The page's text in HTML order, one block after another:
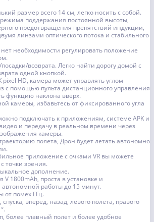
размер всего 14 см, легко носить с собой.
поддержания постоянной высоты,
предотвращения препятствий индукции,
линзами оптического потока и стабильного
необходимости регулировать положение
возврата. Легко найти дорогу домой с
одной кнопкой.
HD, камера может управлять углом
с помощью пульта дистанционного управления
функцию наклона вверх.
камеры, избавьтесь от фиксированного угла
подключать к приложениям, системе APK и
и передачу в реальном времени через
камеры.
полета, Дрон будет летать автономно
приложение с очками VR вы можете
точки зрения.
дополнение.
1800mAh, проста в установке и
работы до 15 минут.
от помех ГГц.
вперед, назад, левого полета, правого
более плавный полет и более удобное